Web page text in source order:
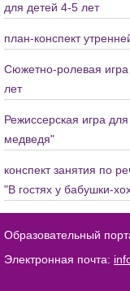
для детей 4-5 лет
план-конспект
Сюжетно-ролевая
лет
Режиссерская игра
медведя"
конспект занятия по
"В гостях у бабушки-
Образовательный
Электронная почта: